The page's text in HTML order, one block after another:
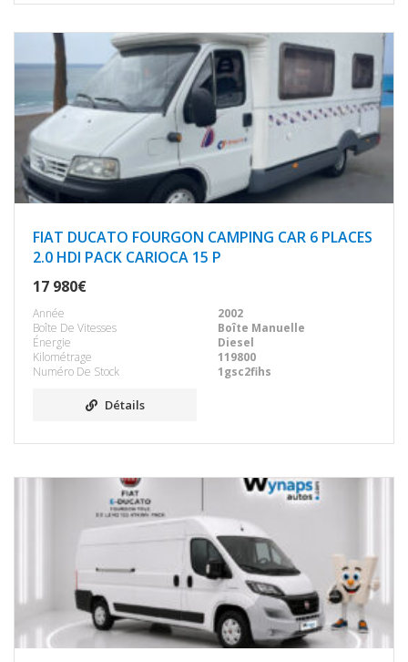
FIAT DUCATO FOURGON CAMPING CAR 6 PLACES
2.0 HDI PACK CARIOCA 15 P
17 980€
Année
2002
Boîte De Vitesses
Boîte Manuelle
Énergie
Diesel
Kilométrage
119800
Numéro De Stock
1gsc2fihs
Détails